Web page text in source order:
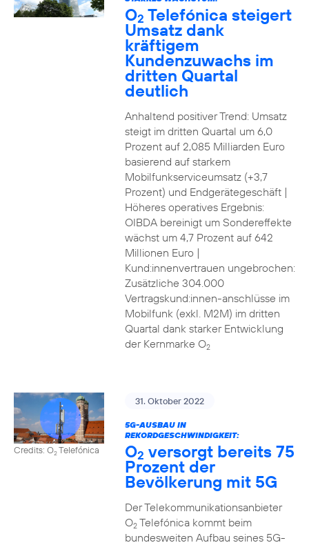
O2 Telefónica steigert
Umsatz dank
kräftigem
Kundenzuwachs im
dritten Quartal
deutlich
Anhaltend positiver Trend: Umsatz
steigt im dritten Quartal um 6,0
Prozent auf 2,085 Milliarden Euro
basierend auf starkem
Mobilfunkserviceumsatz (+3,7
Prozent) und Endgerätegeschäft |
Höheres operatives Ergebnis:
OIBDA bereinigt um Sondereffekte
wächst um 4,7 Prozent auf 642
Millionen Euro |
Kund:innenvertrauen ungebrochen:
Zusätzliche 304.000
Vertragskund:innen-anschlüsse im
Mobilfunk (exkl. M2M) im dritten
Quartal dank starker Entwicklung
der Kernmarke O2
Credits: O2Telefónica
31. Oktober 2022
5G-AUSBAU IN
REKORDGESCHWINDIGKEIT:
O2 versorgt bereits 75
Prozent der
Bevölkerung mit 5G
Der Telekommunikationsanbieter
O2Telefónica kommt beim
bundesweiten Aufbau seines 5G-